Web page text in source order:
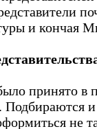
и кончая
принято в
не